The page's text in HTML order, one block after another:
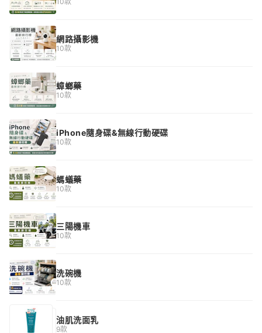
網路攝影機
10款
蟑螂藥
10款
iPhone隨身碟&無線行動硬碟
10款
螞蟻藥
10款
三陽機車
10款
洗碗機
10款
油肌洗面乳
9款